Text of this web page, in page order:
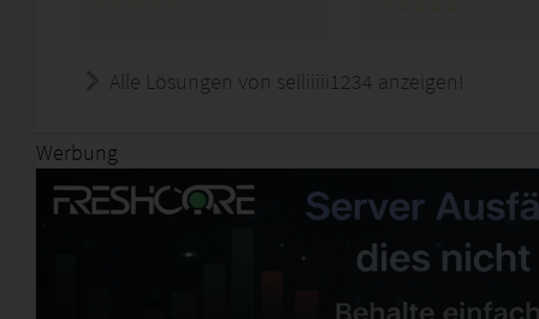
Alle Lösungen von selliiiii1234 anzeigen!
Werbung